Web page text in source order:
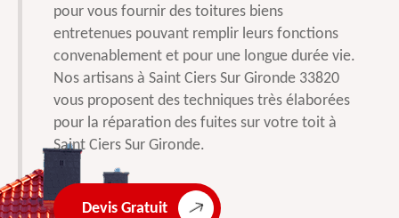
pour vous fournir des toitures biens
entretenues pouvant remplir leurs fonctions
convenablement et pour une longue durée vie.
Nos artisans à Saint Ciers Sur Gironde 33820
vous proposent des techniques très élaborées
pour la réparation des fuites sur votre toit à
Saint Ciers Sur Gironde.
Devis Gratuit